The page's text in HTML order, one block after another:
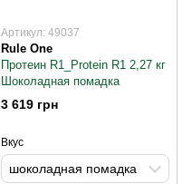
Артикул: 49037
Rule One
Протеин R1_Protein R1 2,27 кг
Шоколадная помадка
3 619 грн
Вкус
шоколадная помадка